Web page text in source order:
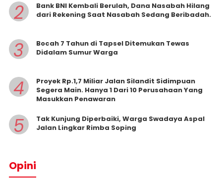
2
Bank BNI Kembali Berulah, Dana Nasabah Hilang
dari Rekening Saat Nasabah Sedang Beribadah.
3
Bocah 7 Tahun di Tapsel Ditemukan Tewas
Didalam Sumur Warga
4
Proyek Rp.1,7 Miliar Jalan Silandit Sidimpuan
Segera Main. Hanya 1 Dari 10 Perusahaan Yang
Masukkan Penawaran
5
Tak Kunjung Diperbaiki, Warga Swadaya Aspal
Jalan Lingkar Rimba Soping
Opini